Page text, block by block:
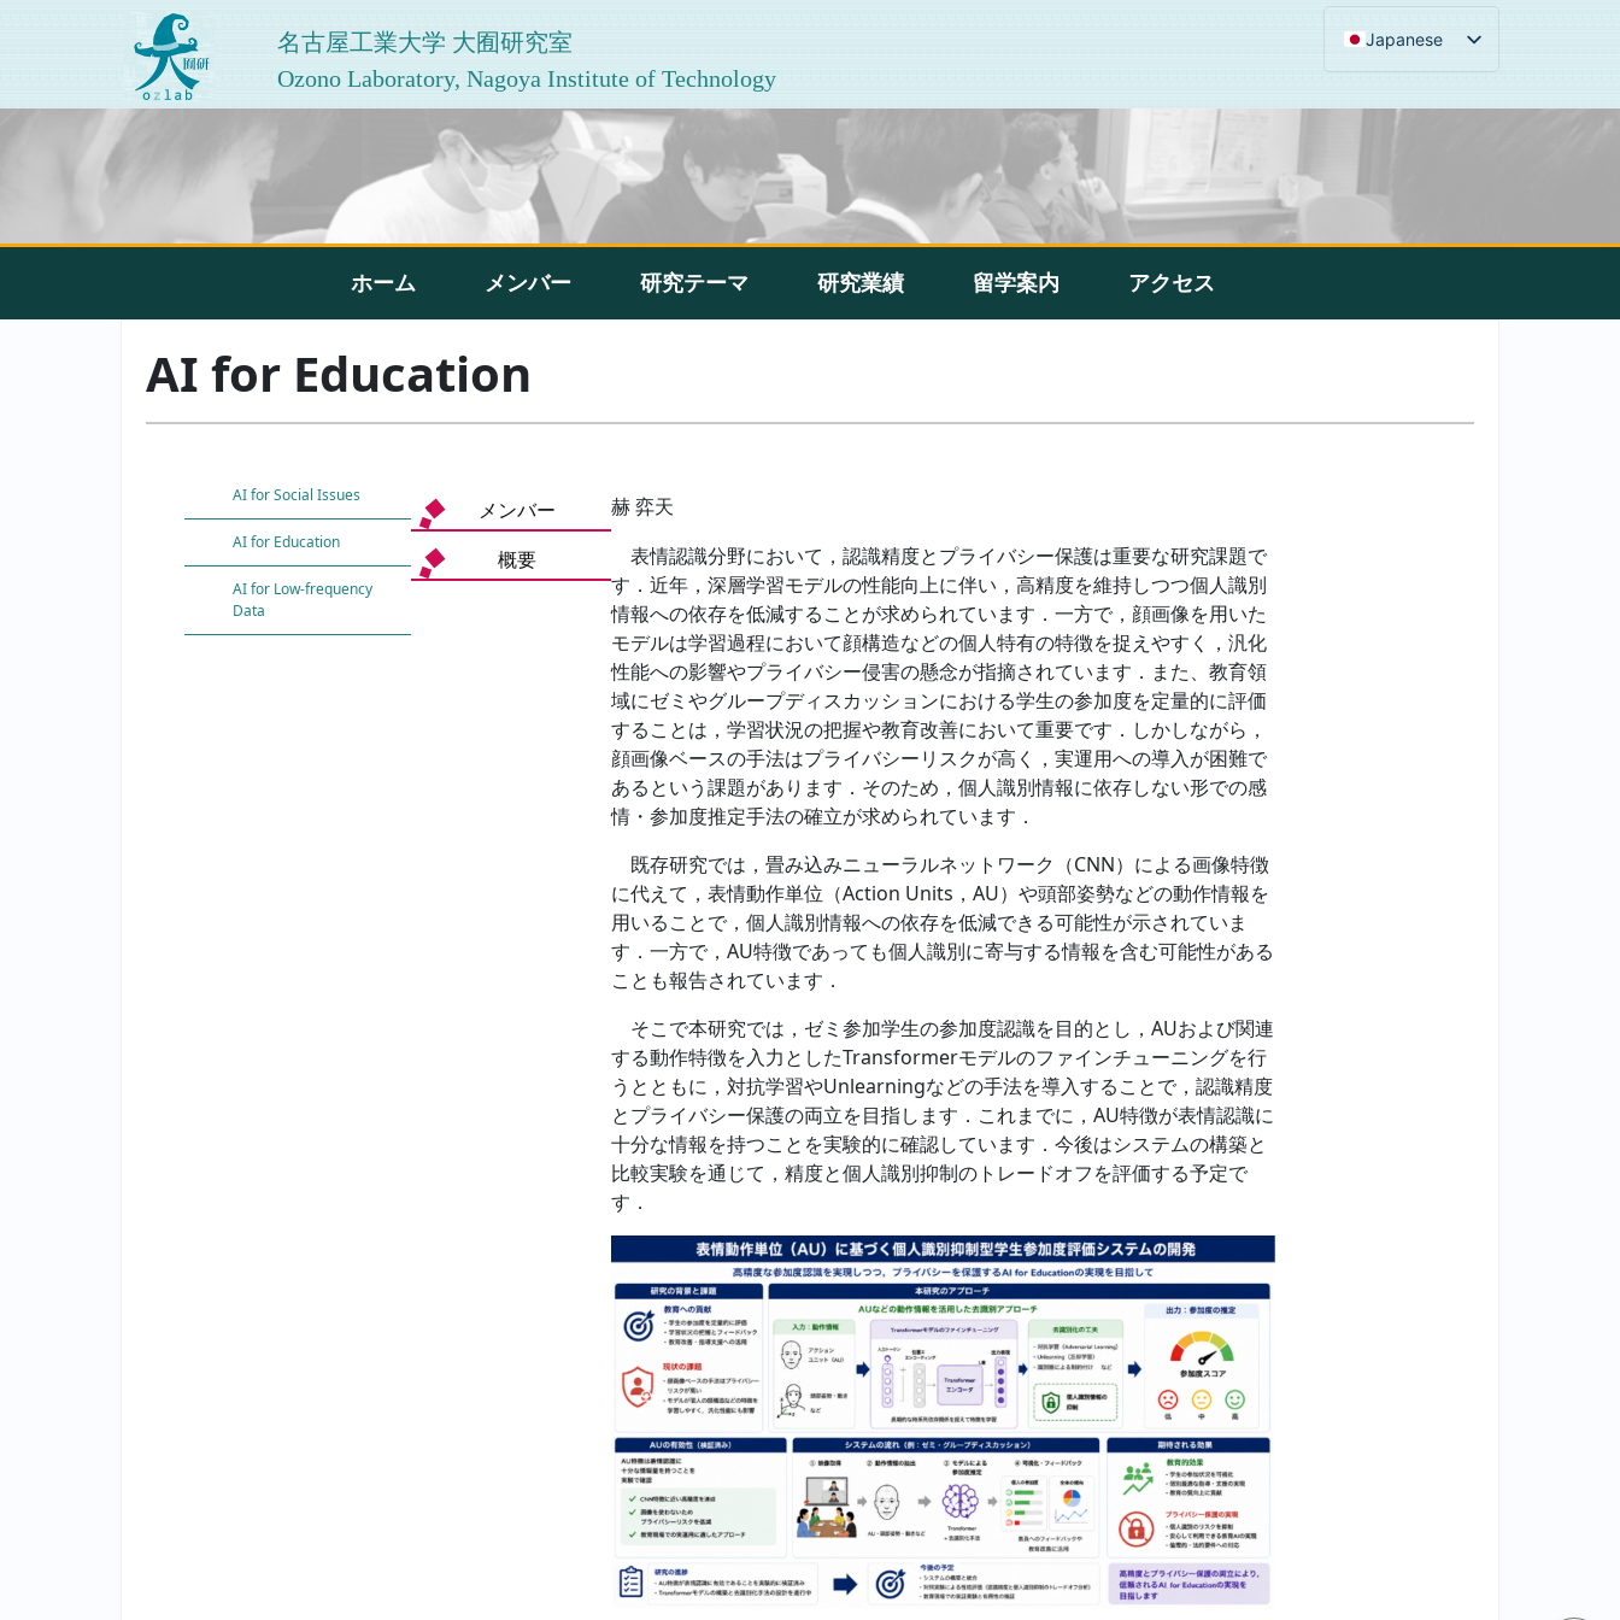
名古屋工業大学 大囿研究室
Ozono Laboratory, Nagoya Institute of Technology
Japanese
ホーム メンバー 研究テーマ 研究業績 留学案内 アクセス
AI for Education
AI for Social Issues
AI for Education
AI for Low-frequency
Data
メンバー
赫 弈天
概要
表情認識分野において，認識精度とプライバシー保護は重要な研究課題で
す．近年，深層学習モデルの性能向上に伴い，高精度を維持しつつ個人識別
情報への依存を低減することが求められています．一方で，顔画像を用いた
モデルは学習過程において顔構造などの個人特有の特徴を捉えやすく，汎化
性能への影響やプライバシー侵害の懸念が指摘されています．また、教育領
域にゼミやグループディスカッションにおける学生の参加度を定量的に評価
することは，学習状況の把握や教育改善において重要です．しかしながら，
顔画像ベースの手法はプライバシーリスクが高く，実運用への導入が困難で
あるという課題があります．そのため，個人識別情報に依存しない形での感
情・参加度推定手法の確立が求められています．
既存研究では，畳み込みニューラルネットワーク（CNN）による画像特徴
に代えて，表情動作単位（Action Units，AU）や頭部姿勢などの動作情報を
用いることで，個人識別情報への依存を低減できる可能性が示されていま
す．一方で，AU特徴であっても個人識別に寄与する情報を含む可能性がある
ことも報告されています．
そこで本研究では，ゼミ参加学生の参加度認識を目的とし，AUおよび関連
する動作特徴を入力としたTransformerモデルのファインチューニングを行
うとともに，対抗学習やUnlearningなどの手法を導入することで，認識精度
とプライバシー保護の両立を目指します．これまでに，AU特徴が表情認識に
十分な情報を持つことを実験的に確認しています．今後はシステムの構築と
比較実験を通じて，精度と個人識別抑制のトレードオフを評価する予定で
す．